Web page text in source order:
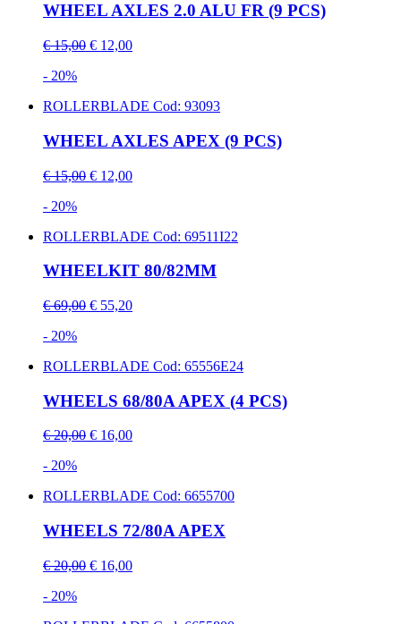
WHEEL AXLES 2.0 ALU FR (9 PCS)
€ 15,00 € 12,00
- 20%
ROLLERBLADE Cod: 93093
WHEEL AXLES APEX (9 PCS)
€ 15,00 € 12,00
- 20%
ROLLERBLADE Cod: 69511I22
WHEELKIT 80/82MM
€ 69,00 € 55,20
- 20%
ROLLERBLADE Cod: 65556E24
WHEELS 68/80A APEX (4 PCS)
€ 20,00 € 16,00
- 20%
ROLLERBLADE Cod: 6655700
WHEELS 72/80A APEX
€ 20,00 € 16,00
- 20%